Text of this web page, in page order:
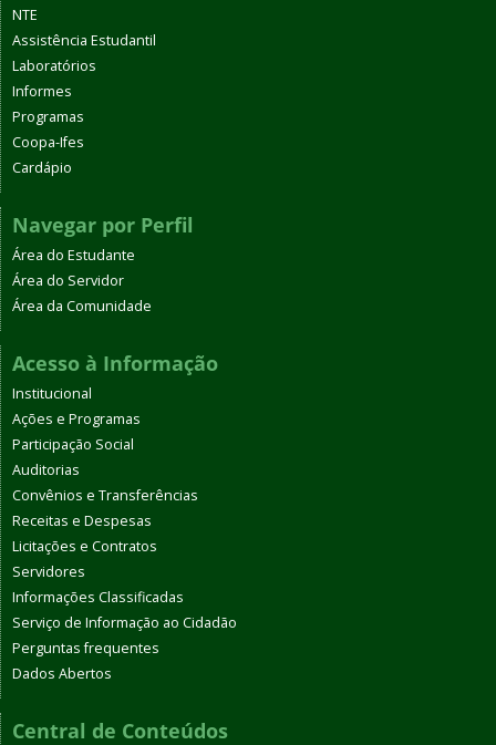
NTE
Assistência Estudantil
Laboratórios
Informes
Programas
Coopa-Ifes
Cardápio
Navegar por Perfil
Área do Estudante
Área do Servidor
Área da Comunidade
Acesso à Informação
Institucional
Ações e Programas
Participação Social
Auditorias
Convênios e Transferências
Receitas e Despesas
Licitações e Contratos
Servidores
Informações Classificadas
Serviço de Informação ao Cidadão
Perguntas frequentes
Dados Abertos
Central de Conteúdos